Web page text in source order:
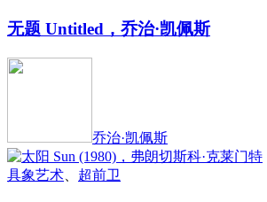
无题 Untitled，乔治·凯佩斯
乔治·凯佩斯
具象艺术 超前卫